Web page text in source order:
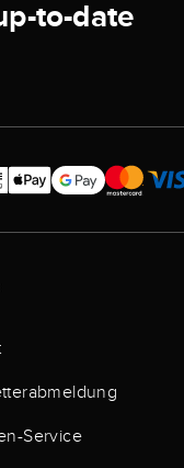
to-date
Service